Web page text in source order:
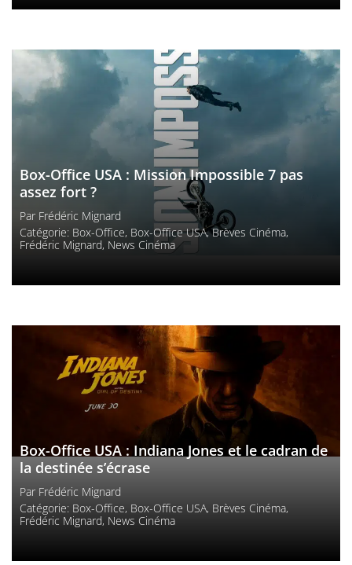
Box-Office USA : Mission Impossible 7 pas
assez fort ?
Par Frédéric Mignard
Catégorie: Box-Office, Box-Office USA,Brèves Cinéma,
Frédéric Mignard, News Cinéma
Box-Office USA : Indiana Jones et le cadran de
la destinée s’écrase
Par Frédéric Mignard
Catégorie: Box-Office, Box-Office USA, Brèves Cinéma,
Frédéric Mignard, News Cinéma